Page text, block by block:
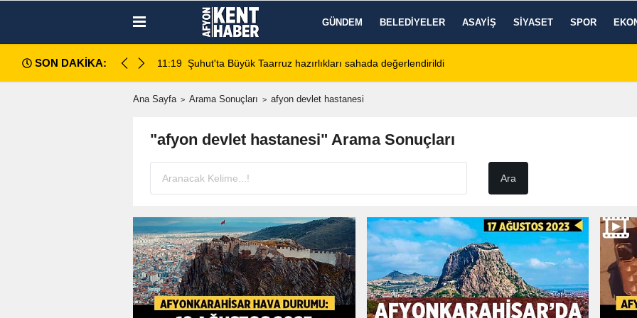
GÜNDEM BELEDIYELER ASAYIŞ SIYASET SPOR
SON DAKİKA:
değerlendirildi 11:18 Afyon Cenaze İlanları: 7 Ağustos 2026 Cuma Defin Bilgileri Açıklandı Dinar'da beş gün
Ana Sayfa Arama Sonuçları afyon devlet hastanesi
"afyon devlet hastanesi" Arama Sonuçları